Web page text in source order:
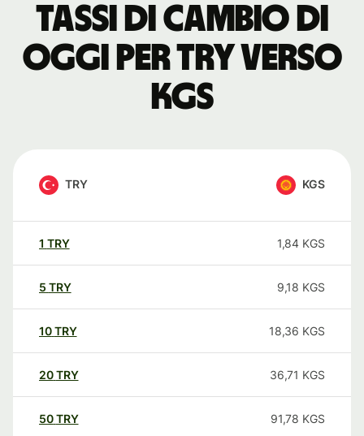
Tassi di cambio di
oggi per TRY verso
KGS
TRY KGS
1 TRY 1,84 KGS
5 TRY 9,18 KGS
10TRY 18,36 KGS
20TRY 36,71 KGS
50TRY 91,78 KGS